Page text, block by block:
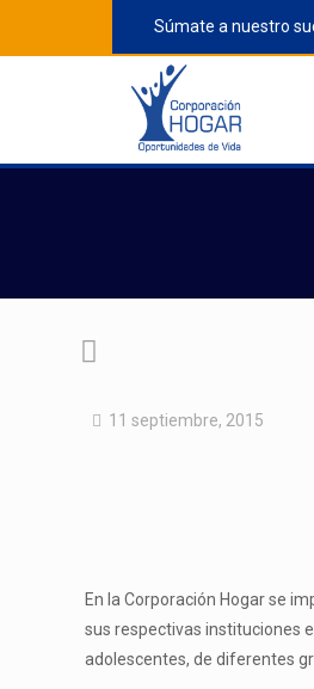
Súmate a nuestro
11 septiembre, 2015
En la Corporación Hogar se
sus respectivas instituciones
adolescentes, de diferentes